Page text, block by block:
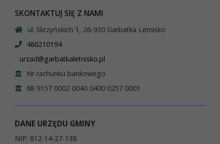
SKONTAKTUJ SIĘ Z NAMI
ul. Skrzyńskich 1, 26-930 Garbatka Letnisko
486210194
urzad@garbatkaletnisko.pl
Nr rachunku bankowego
68 9157 0002 0040 0400 0257 0001
DANE URZĘDU GMINY
NIP: 812-14-27-138